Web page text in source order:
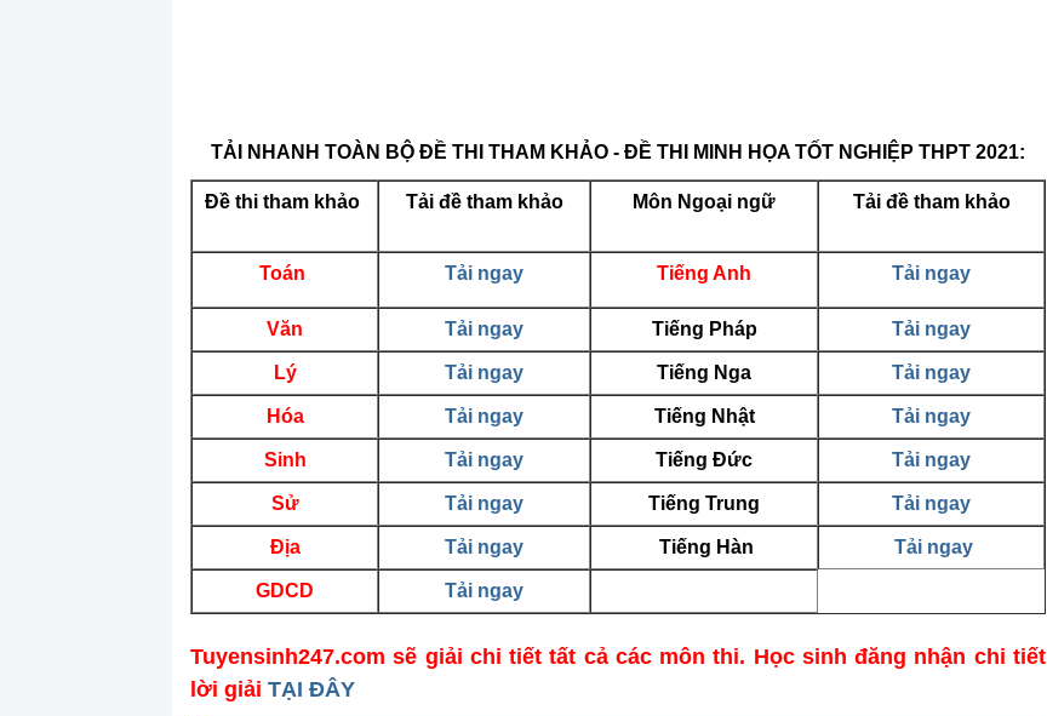
TẢI NHANH TOÀN BỘ ĐỀ THI THAM KHẢO - ĐỀ THI MINH HỌA TỐT NGHIỆP THPT 2021:
Đề thi tham khảo Tải đề tham khảo Môn Ngoại ngữ Tải đề tham khảo
Toán Tải ngay Tiếng Anh Tải ngay
Văn Tải ngay Tiếng Pháp Tải ngay
Lý Tải ngay Tiếng Nga Tải ngay
Hóa Tải ngay Tiếng Nhật Tải ngay
Sinh Tải ngay Tiếng Đức Tải ngay
Sử Tải ngay Tiếng Trung Tải ngay
Địa Tải ngay Tiếng Hàn Tải ngay
GDCD Tải ngay
Tuyensinh247.com sẽ giải chi tiết tất cả các môn thi. Học sinh đăng nhận chi tiết
lời giải TẠI ĐÂY